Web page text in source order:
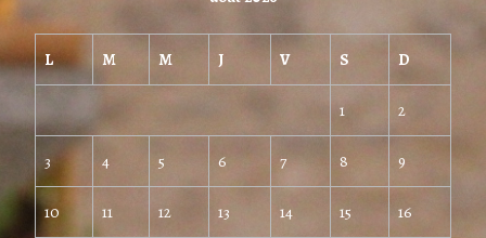
L M M J V S D
1 2
3 4 5 6 7 8 9
10 11 12 13 14 15 16